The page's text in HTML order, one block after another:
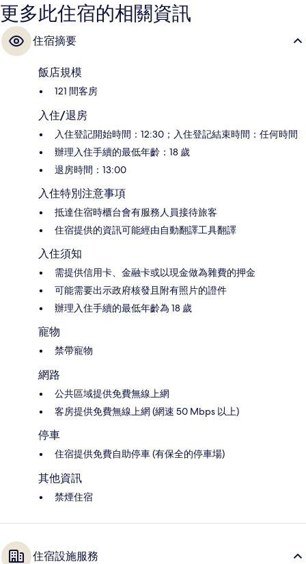
更多此住宿的相關資訊
住宿摘要
飯店規模
121 間客房
入住/退房
入住登記開始時間：12:30；入住登記結束時間：任何時間
辦理入住手續的最低年齡：18 歲
退房時間：13:00
入住特別注意事項
抵達住宿時櫃台會有服務人員接待旅客
住宿提供的資訊可能經由自動翻譯工具翻譯
入住須知
需提供信用卡、金融卡或以現金做為雜費的押金
可能需要出示政府核發且附有照片的證件
辦理入住手續的最低年齡為 18 歲
寵物
禁帶寵物
網路
公共區域提供免費無線上網
客房提供免費無線上網 (網速 50 Mbps 以上)
停車
住宿提供免費自助停車 (有保全的停車場)
其他資訊
禁煙住宿
住宿設施服務